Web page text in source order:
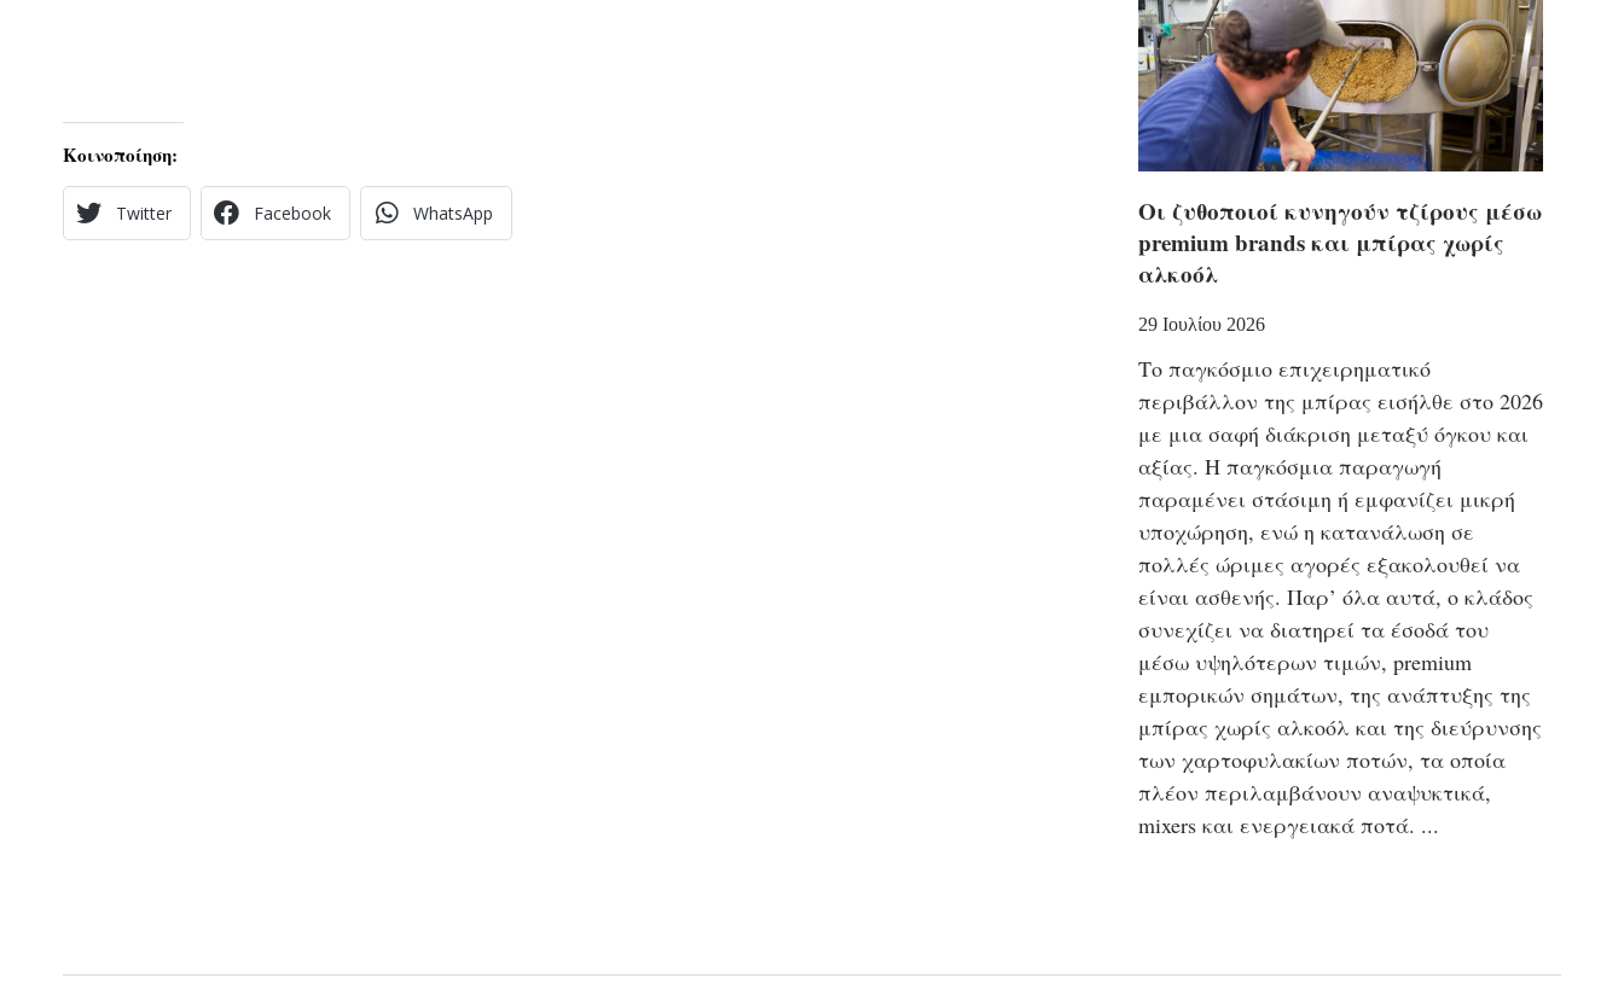
Κοινοποίηση:
Twitter Facebook WhatsApp
Οι ζυθοποιοί κυνηγούν τζίρους μέσω
premium brands και μπίρας χωρίς
αλκοόλ
29 Ιουλίου 2026
Το παγκόσμιο επιχειρηματικό
περιβάλλον της μπίρας εισήλθε στο 2026
με μια σαφή διάκριση μεταξύ όγκου και
αξίας. Η παγκόσμια παραγωγή
παραμένει στάσιμη ή εμφανίζει μικρή
υποχώρηση, ενώ η κατανάλωση σε
πολλές ώριμες αγορές εξακολουθεί να
είναι ασθενής. Παρ’ όλα αυτά, ο κλάδος
συνεχίζει να διατηρεί τα έσοδά του
μέσω υψηλότερων τιμών, premium
εμπορικών σημάτων, της ανάπτυξης της
μπίρας χωρίς αλκοόλ και της διεύρυνσης
των χαρτοφυλακίων ποτών, τα οποία
πλέον περιλαμβάνουν αναψυκτικά,
mixers και ενεργειακά ποτά.